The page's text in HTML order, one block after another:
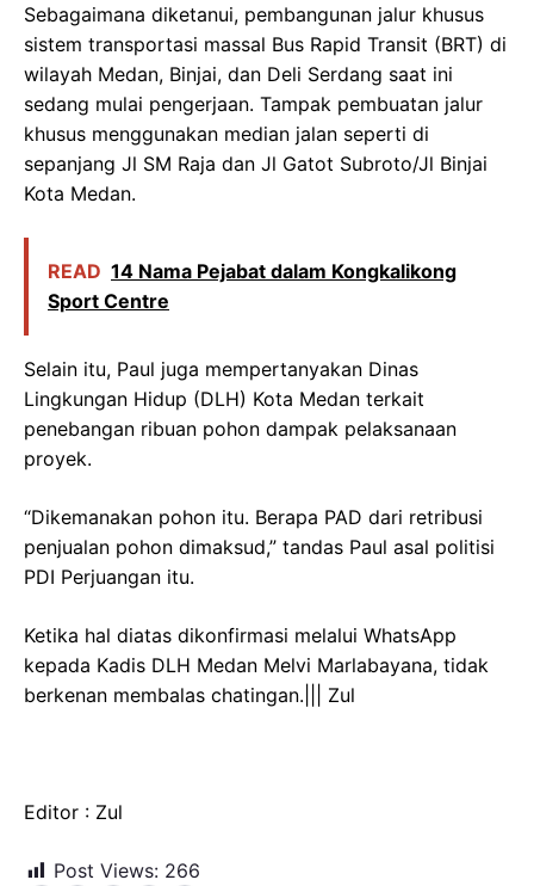
Sebagaimana diketanui, pembangunan jalur khusus
sistem transportasi massal Bus Rapid Transit (BRT) di
wilayah Medan, Binjai, dan Deli Serdang saat ini
sedang mulai pengerjaan. Tampak pembuatan jalur
khusus menggunakan median jalan seperti di
sepanjang Jl SM Raja dan Jl Gatot Subroto/Jl Binjai
Kota Medan.
READ 14 Nama Pejabat dalam Kongkalikong
Sport Centre
Selain itu, Paul juga mempertanyakan Dinas
Lingkungan Hidup (DLH) Kota Medan terkait
penebangan ribuan pohon dampak pelaksanaan
proyek.
“Dikemanakan pohon itu. Berapa PAD dari retribusi
penjualan pohon dimaksud,” tandas Paul asal politisi
PDI Perjuangan itu.
Ketika hal diatas dikonfirmasi melalui WhatsApp
kepada Kadis DLH Medan Melvi Marlabayana, tidak
berkenan membalas chatingan.||| Zul
Editor : Zul
Post Views: 266